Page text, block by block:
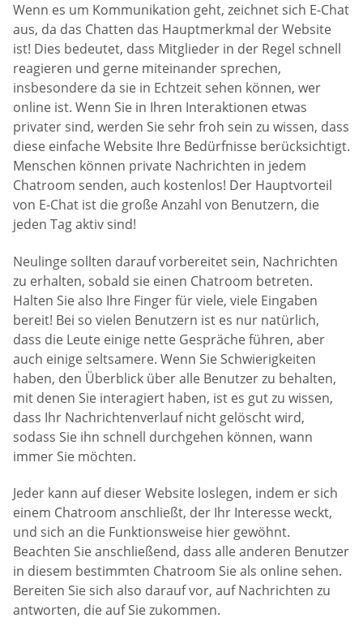
Wenn es um Kommunikation geht, zeichnet sich E-Chat
aus, da das Chatten das Hauptmerkmal der Website
ist! Dies bedeutet, dass Mitglieder in der Regel schnell
reagieren und gerne miteinander sprechen,
insbesondere da sie in Echtzeit sehen können, wer
online ist. Wenn Sie in Ihren Interaktionen etwas
privater sind, werden Sie sehr froh sein zu wissen, dass
diese einfache Website Ihre Bedürfnisse berücksichtigt.
Menschen können private Nachrichten in jedem
Chatroom senden, auch kostenlos! Der Hauptvorteil
von E-Chat ist die große Anzahl von Benutzern, die
jeden Tag aktiv sind!
Neulinge sollten darauf vorbereitet sein, Nachrichten
zu erhalten, sobald sie einen Chatroom betreten.
Halten Sie also Ihre Finger für viele, viele Eingaben
bereit! Bei so vielen Benutzern ist es nur natürlich,
dass die Leute einige nette Gespräche führen, aber
auch einige seltsamere. Wenn Sie Schwierigkeiten
haben, den Überblick über alle Benutzer zu behalten,
mit denen Sie interagiert haben, ist es gut zu wissen,
dass Ihr Nachrichtenverlauf nicht gelöscht wird,
sodass Sie ihn schnell durchgehen können, wann
immer Sie möchten.
Jeder kann auf dieser Website loslegen, indem er sich
einem Chatroom anschließt, der Ihr Interesse weckt,
und sich an die Funktionsweise hier gewöhnt.
Beachten Sie anschließend, dass alle anderen Benutzer
in diesem bestimmten Chatroom Sie als online sehen.
Bereiten Sie sich also darauf vor, auf Nachrichten zu
antworten, die auf Sie zukommen.